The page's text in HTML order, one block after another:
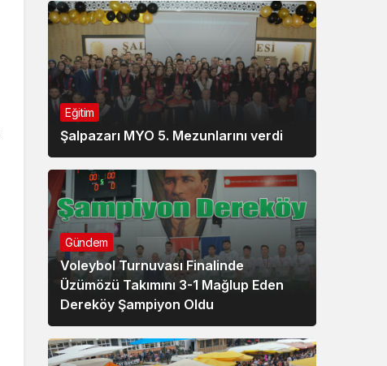
Eğitim
Şalpazarı MYO 5. Mezunlarını verdi
Gündem
Voleybol Turnuvası Finalinde
Üzümözü Takımını 3-1 Mağlup Eden
Dereköy Şampiyon Oldu